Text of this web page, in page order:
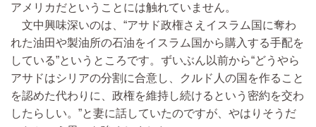
アメリカだということには触れていません。
文中興味深いのは、“アサド政権さえイスラム国に奪わ
れた油田や製油所の石油をイスラム国から購入する手配を
している”というところです。ずいぶん以前から“どうやら
アサドはシリアの分割に合意し、クルド人の国を作ること
を認めた代わりに、政権を維持し続けるという密約を交わ
したらしい。”と妻に話していたのですが、やはりそうだ